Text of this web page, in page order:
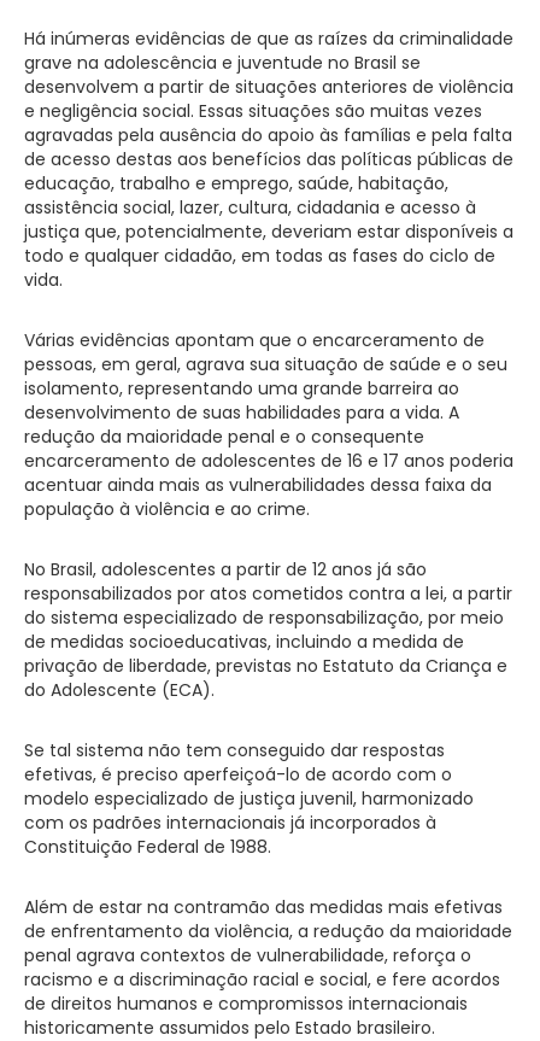
Há inúmeras evidências de que as raízes da criminalidade
grave na adolescência e juventude no Brasil se
desenvolvem a partir de situações anteriores de violência
e negligência social. Essas situações são muitas vezes
agravadas pela ausência do apoio às famílias e pela falta
de acesso destas aos benefícios das políticas públicas de
educação, trabalho e emprego, saúde, habitação,
assistência social, lazer, cultura, cidadania e acesso à
justiça que, potencialmente, deveriam estar disponíveis a
todo e qualquer cidadão, em todas as fases do ciclo de
vida.
Várias evidências apontam que o encarceramento de
pessoas, em geral, agrava sua situação de saúde e o seu
isolamento, representando uma grande barreira ao
desenvolvimento de suas habilidades para a vida. A
redução da maioridade penal e o consequente
encarceramento de adolescentes de 16 e 17 anos poderia
acentuar ainda mais as vulnerabilidades dessa faixa da
população à violência e ao crime.
No Brasil, adolescentes a partir de 12 anos já são
responsabilizados por atos cometidos contra a lei, a partir
do sistema especializado de responsabilização, por meio
de medidas socioeducativas, incluindo a medida de
privação de liberdade, previstas no Estatuto da Criança e
do Adolescente (ECA).
Se tal sistema não tem conseguido dar respostas
efetivas, é preciso aperfeiçoá-lo de acordo com o
modelo especializado de justiça juvenil, harmonizado
com os padrões internacionais já incorporados à
Constituição Federal de 1988.
Além de estar na contramão das medidas mais efetivas
de enfrentamento da violência, a redução da maioridade
penal agrava contextos de vulnerabilidade, reforça o
racismo e a discriminação racial e social, e fere acordos
de direitos humanos e compromissos internacionais
historicamente assumidos pelo Estado brasileiro.